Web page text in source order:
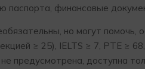
паспорта, финансовые
но могут помочь,
≥ 25), IELTS ≥ 7, PTE ≥
предусмотрена, доступна